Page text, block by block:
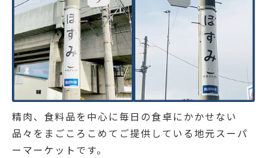
精肉、食料品を中心に毎日の食卓にかかせない
品々をまごころこめてご提供している地元スーパ
ーマーケットです。